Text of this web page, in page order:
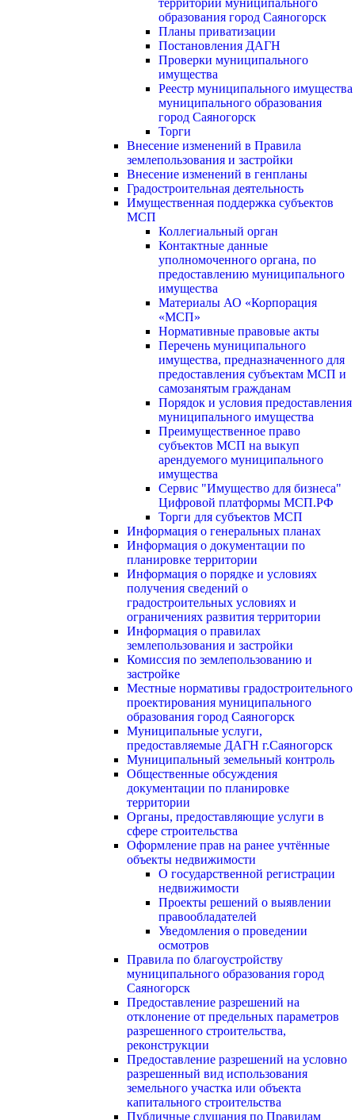
территории муниципального
образования город Саяногорск
Планы приватизации
Постановления ДАГН
Проверки муниципального
имущества
Реестр муниципального имущества
муниципального образования
город Саяногорск
Торги
Внесение изменений в Правила
землепользования и застройки
Внесение изменений в генпланы
Градостроительная деятельность
Имущественная поддержка субъектов
МСП
Коллегиальный орган
Контактные данные
уполномоченного органа, по
предоставлению муниципального
имущества
Материалы АО «Корпорация
«МСП»
Нормативные правовые акты
Перечень муниципального
имущества, предназначенного для
предоставления субъектам МСП и
самозанятым гражданам
Порядок и условия предоставления
муниципального имущества
Преимущественное право
субъектов МСП на выкуп
арендуемого муниципального
имущества
Сервис "Имущество для бизнеса"
Цифровой платформы МСП.РФ
Торги для субъектов МСП
Информация о генеральных планах
Информация о документации по
планировке территории
Информация о порядке и условиях
получения сведений о
градостроительных условиях и
ограничениях развития территории
Информация о правилах
землепользования и застройки
Комиссия по землепользованию и
застройке
Местные нормативы градостроительного
проектирования муниципального
образования город Саяногорск
Муниципальные услуги,
предоставляемые ДАГН г.Саяногорск
Муниципальный земельный контроль
Общественные обсуждения
документации по планировке
территории
Органы, предоставляющие услуги в
сфере строительства
Оформление прав на ранее учтённые
объекты недвижимости
О государственной регистрации
недвижимости
Проекты решений о выявлении
правообладателей
Уведомления о проведении
осмотров
Правила по благоустройству
муниципального образования город
Саяногорск
Предоставление разрешений на
отклонение от предельных параметров
разрешенного строительства,
реконструкции
Предоставление разрешений на условно
разрешенный вид использования
земельного участка или объекта
капитального строительства
Публичные слушания по Правилам